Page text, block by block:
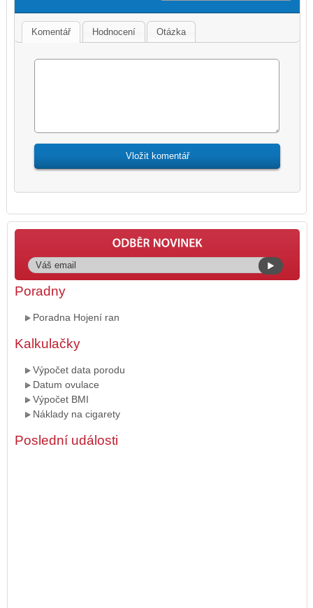
Komentář Hodnocení Otázka
Poradny
Poradna Hojení ran
Kalkulačky
Výpočet data porodu
Datum ovulace
Výpočet BMI
Náklady na cigarety
Poslední události